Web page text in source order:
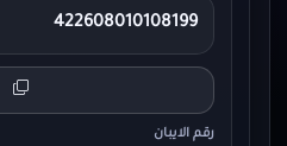
422608010108199
رقم الايبان